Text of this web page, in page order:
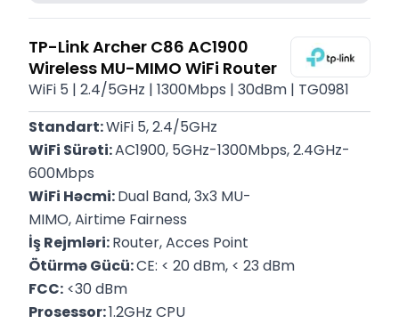
TP-Link Archer C86 AC1900
Wireless MU-MIMO WiFi Router
WiFi 5 | 2.4/5GHz | 1300Mbps | 30dBm | TG0981
Standart: WiFi 5, 2.4/5GHz
WiFi Sürəti: AC1900, 5GHz-1300Mbps, 2.4GHz-
600Mbps
WiFi Həcmi: Dual Band, 3x3 MU-
MIMO, Airtime Fairness
İş Rejmləri: Router, Acces Point
Ötürmə Gücü: CE: < 20 dBm, < 23 dBm
FCC: <30 dBm
Prosessor: 1.2GHz CPU